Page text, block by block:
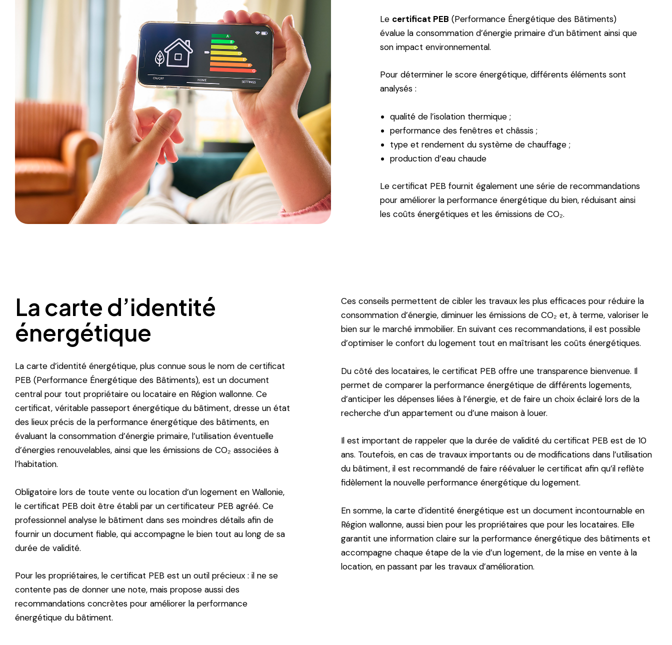
Le certificat PEB (Performance Énergétique des Bâtiments)
évalue la consommation d’énergie primaire d’un bâtiment ainsi que
son impact environnemental.
Pour déterminer le score énergétique, différents éléments sont
analysés :
qualité de l’isolation thermique ;
performance des fenêtres et châssis ;
type et rendement du système de chauffage ;
production d’eau chaude
Le certificat PEB fournit également une série de recommandations
pour améliorer la performance énergétique du bien, réduisant ainsi
les coûts énergétiques et les émissions de CO₂.
La carte d’identité
énergétique
La carte d’identité énergétique, plus connue sous le nom de certificat
PEB (Performance Énergétique des Bâtiments), est un document
central pour tout propriétaire ou locataire en Région wallonne. Ce
certificat, véritable passeport énergétique du bâtiment, dresse un état
des lieux précis de la performance énergétique des bâtiments, en
évaluant la consommation d’énergie primaire, l’utilisation éventuelle
d’énergies renouvelables, ainsi que les émissions de CO₂ associées à
l’habitation.
Obligatoire lors de toute vente ou location d’un logement en Wallonie,
le certificat PEB doit être établi par un certificateur PEB agréé. Ce
professionnel analyse le bâtiment dans ses moindres détails afin de
fournir un document fiable, qui accompagne le bien tout au long de sa
durée de validité.
Pour les propriétaires, le certificat PEB est un outil précieux : il ne se
contente pas de donner une note, mais propose aussi des
recommandations concrètes pour améliorer la performance
énergétique du bâtiment.
Ces conseils permettent de cibler les travaux les plus efficaces pour réduire la
consommation d’énergie, diminuer les émissions de CO₂ et, à terme, valoriser le
bien sur le marché immobilier. En suivant ces recommandations, il est possible
d’optimiser le confort du logement tout en maîtrisant les coûts énergétiques.
Du côté des locataires, le certificat PEB offre une transparence bienvenue. Il
permet de comparer la performance énergétique de différents logements,
d’anticiper les dépenses liées à l’énergie, et de faire un choix éclairé lors de la
recherche d’un appartement ou d’une maison à louer.
Il est important de rappeler que la durée de validité du certificat PEB est de 10
ans. Toutefois, en cas de travaux importants ou de modifications dans l’utilisation
du bâtiment, il est recommandé de faire réévaluer le certificat afin qu’il reflète
fidèlement la nouvelle performance énergétique du logement.
En somme, la carte d’identité énergétique est un document incontournable en
Région wallonne, aussi bien pour les propriétaires que pour les locataires. Elle
garantit une information claire sur la performance énergétique des bâtiments et
accompagne chaque étape de la vie d’un logement, de la mise en vente à la
location, en passant par les travaux d’amélioration.